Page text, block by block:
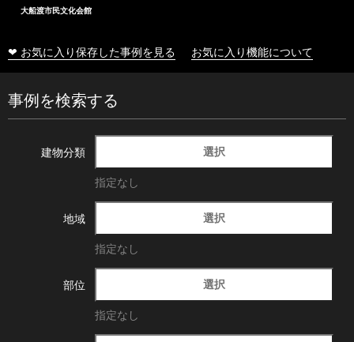
大船渡市民文化会館
❤ お気に入り保存した事例を見る お気に入り機能について
事例を検索する
建物分類 選択
指定なし
地域 選択
指定なし
部位 選択
指定なし